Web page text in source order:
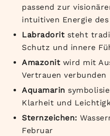
passend zur
intuitiven Energie des
Labradorit steht
Schutz und innere
Amazonit wird mit
Vertrauen verbunden
Aquamarin
Klarheit und
Sternzeichen:
Februar